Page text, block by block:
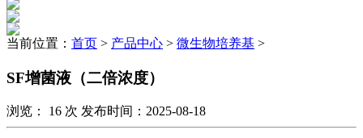
当前位置： 首页 > 产品中心 > 微生物培养基 >
SF增菌液（二倍浓度）
浏览： 16 次 发布时间：2025-08-18